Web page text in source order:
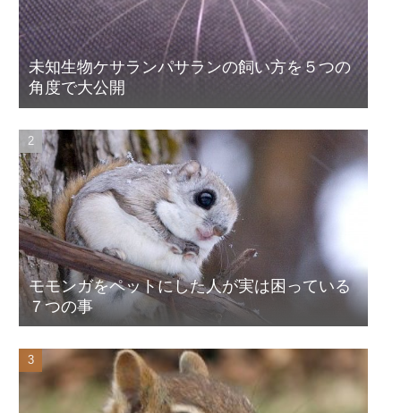
未知生物ケサランパサランの飼い方を５つの
角度で大公開
モモンガをペットにした人が実は困っている
７つの事